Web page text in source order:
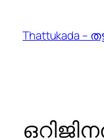
content
Thattukada –